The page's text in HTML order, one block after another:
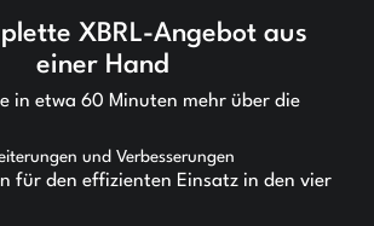
XBRL-Angebot aus
einer Hand
in etwa 60 Minuten mehr über die
und Verbesserungen
für den effizienten Einsatz in den vier